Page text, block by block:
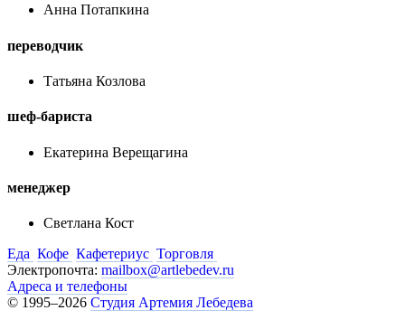
Анна Потапкина
переводчик
Татьяна Козлова
шеф-бариста
Екатерина Верещагина
менеджер
Светлана Кост
Еда Кофе Кафетериус Торговля
Электропочта: mailbox@artlebedev.ru
Адреса и телефоны
© 1995–2026 Студия Артемия Лебедева